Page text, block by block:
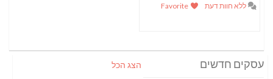
ללא חוות דעת
עסקים חדשים הצג הכל